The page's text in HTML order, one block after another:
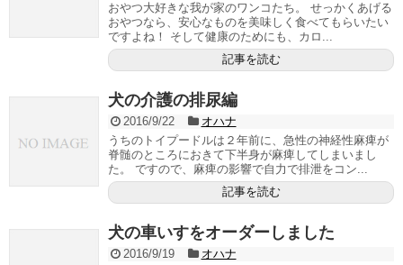
おやつ大好きな我が家のワンコたち。 せっかくあげる
おやつなら、安心なものを美味しく食べてもらいたい
ですよね！ そして健康のためにも、カロ...
記事を読む
犬の介護の排尿編
2016/9/22
オハナ
うちのトイプードルは２年前に、急性の神経性麻痺が
脊髄のところにおきて下半身が麻痺してしまいまし
た。 ですので、麻痺の影響で自力で排泄をコン...
記事を読む
犬の車いすをオーダーしました
2016/9/19
オハナ